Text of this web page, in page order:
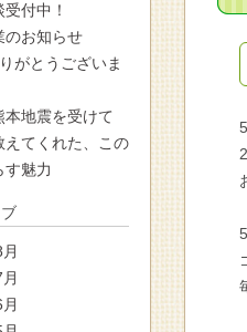
付中！
のお知らせ
がとうございま
本地震を受けて
えてくれた、この
す魅力